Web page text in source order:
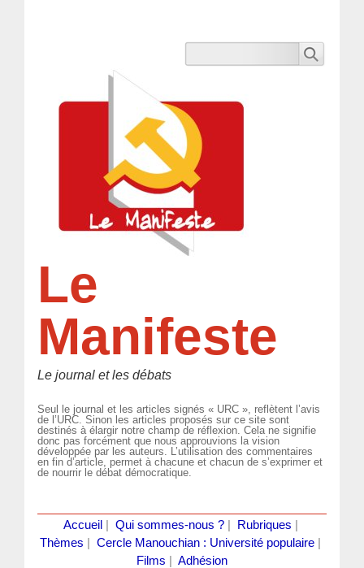
Le
Manifeste
Le journal et les débats
Seul le journal et les articles signés « URC », reflètent l’avis
de l’URC. Sinon les articles proposés sur ce site sont
destinés à élargir notre champ de réflexion. Cela ne signifie
donc pas forcément que nous approuvions la vision
développée par les auteurs. L’utilisation des commentaires
en fin d’article, permet à chacune et chacun de s’exprimer et
de nourrir le débat démocratique.
Accueil Qui sommes-nous ?| Rubriques
Thèmes
Cercle Manouchian : Université populaire
Films
Adhésion